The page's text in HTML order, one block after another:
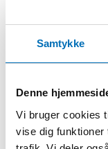
Samtykke
Denne
Vi bruger cookies
vise dig
Please note, that
Finnish and the
Klick here to read